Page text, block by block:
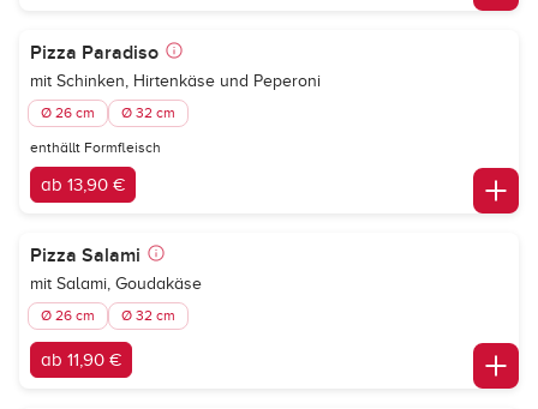
Pizza Paradiso
mit Schinken, Hirtenkäse und Peperoni
Ø 26 cm Ø 32 cm
enthällt Formfleisch
ab 13,90 €
Pizza Salami
mit Salami, Goudakäse
Ø 26 cm Ø 32 cm
ab 11,90 €